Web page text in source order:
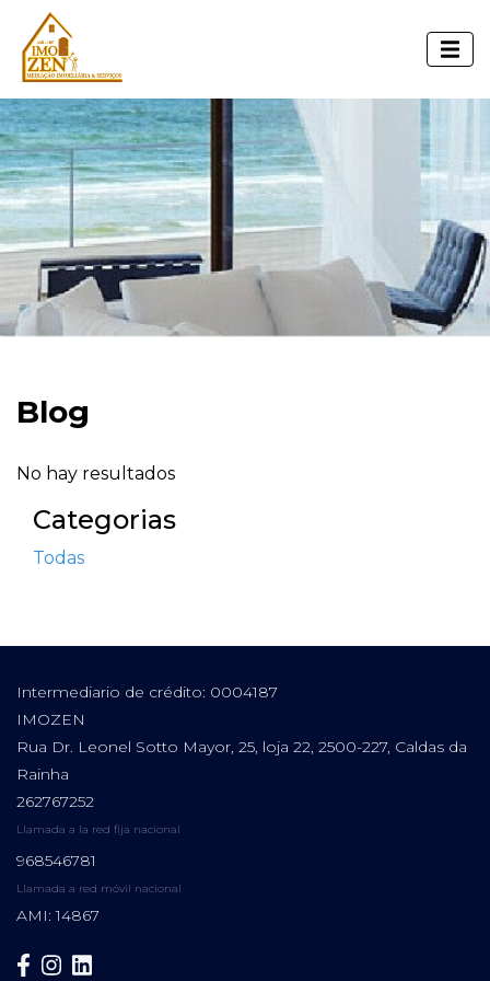
Blog
No hay resultados
Categorias
Todas
Intermediario de crédito: 0004187
IMOZEN
Rua Dr. Leonel Sotto Mayor, 25, loja 22, 2500-227, Caldas da
Rainha
262767252
Llamada a la red fija nacional
968546781
Llamada a red móvil nacional
AMI: 14867